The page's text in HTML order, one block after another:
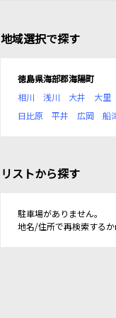
地域選択で探す
徳島県海部郡海陽町
相川
浅川 大井 大里
日比原
平井 広岡 船
リストから探す
駐車場がありません。
地名/住所で再検索する